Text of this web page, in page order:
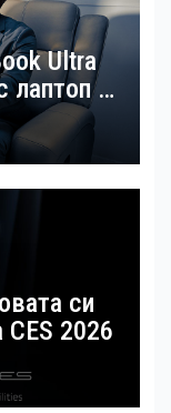
Ultra
си
2026